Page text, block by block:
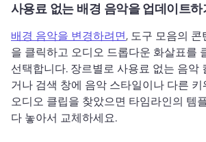
사용료 없는 배경 음악을 업데이트하
배경 음악을 변경하려면, 도구 모음의
을 클릭하고 오디오 드롭다운 화살표를
선택합니다. 장르별로 사용료 없는 음악
오디오 클립을 찾았으면 타임라인의 템
다 놓아서 교체하세요.